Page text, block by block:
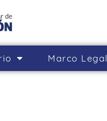
Marco Legal